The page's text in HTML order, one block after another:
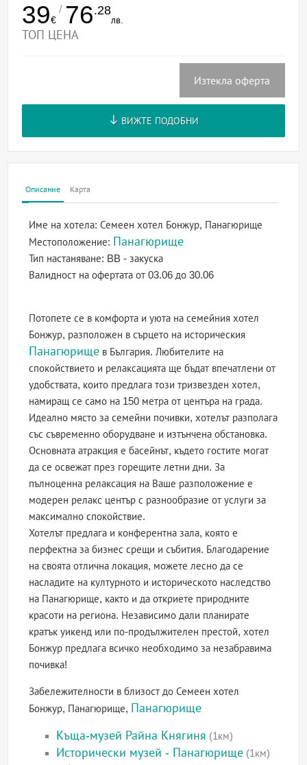
39€
/ 76.28
лв.
ТОП ЦЕНА
Изтекла оферта
ВИЖТЕ ПОДОБНИ
Описание Карта
Име на хотела:Семеен хотел Бонжур, Панагюрище
Местоположение: Панагюрище
Тип настаняване: BB - закуска
Валидност на офертатаот 03.06 до 30.06
Потопете се в комфорта и уюта на семейния хотел
Бонжур, разположен в сърцето на историческия
Панагюрище в България. Любителите на
спокойствието и релаксацията ще бъдат впечатлени от
удобствата, които предлага този тризвезден хотел,
намиращ се само на 150 метра от центъра на града.
Идеално място за семейни почивки, хотелът разполага
със съвременно оборудване и изтънчена обстановка.
Основната атракция е басейнът, където гостите могат
да се освежат през горещите летни дни. За
пълноценна релаксация на Ваше разположение е
модерен релакс център с разнообразие от услуги за
максимално спокойствие.
Хотелът предлага и конферентна зала, която е
перфектна за бизнес срещи и събития. Благодарение
на своята отлична локация, можете лесно да се
насладите на културното и историческото наследство
на Панагюрище, както и да откриете природните
красоти на региона. Независимо дали планирате
кратък уикенд или по-продължителен престой, хотел
Бонжур предлага всичко необходимо за незабравима
почивка!
Забележителности в близост до Семеен хотел
Бонжур, Панагюрище, Панагюрище
Къща-музей Райна Княгиня (1км)
Исторически музей - Панагюрище (1км)